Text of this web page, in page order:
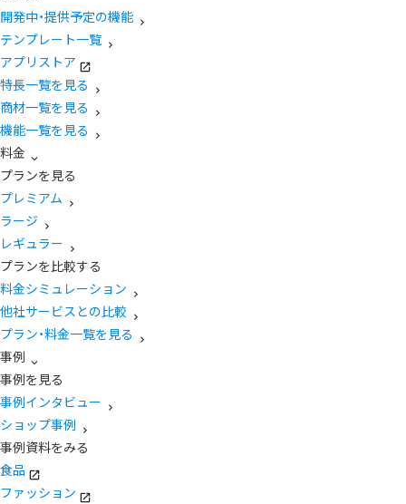
開発中・提供予定の機能
テンプレート一覧
アプリストア
特長一覧を見る
商材一覧を見る
機能一覧を見る
料金
プランを見る
プレミアム
ラージ
レギュラー
プランを比較する
料金シミュレーション
他社サービスとの比較
プラン・料金一覧を見る
事例
事例を見る
事例インタビュー
ショップ事例
事例資料をみる
食品
ファッション